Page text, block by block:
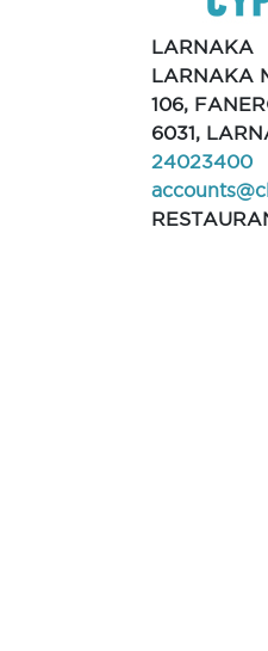
LARNAKA
LARNAKA
106,
6031,
24023400